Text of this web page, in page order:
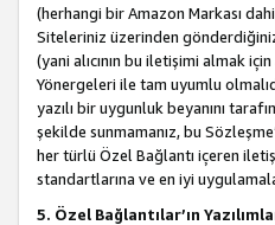
(herhangi bir Amazon Markası
Siteleriniz üzerinden
(yani alıcının bu iletişimi almak
Yönergeleri ile tam uyumlu
yazılı bir uygunluk beyanını
şekilde sunmamanız, bu
her türlü Özel Bağlantı içeren
standartlarına ve en iyi
5. Özel Bağlantılar’ın